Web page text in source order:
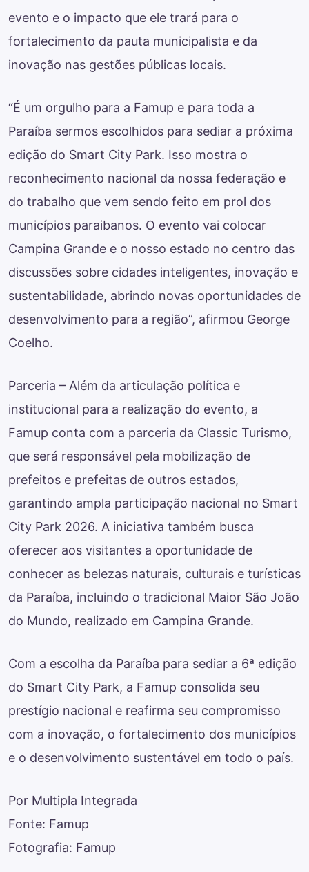
evento e o impacto que ele trará para o
fortalecimento da pauta municipalista e da
inovação nas gestões públicas locais.
“É um orgulho para a Famup e para toda a
Paraíba sermos escolhidos para sediar a próxima
edição do Smart City Park. Isso mostra o
reconhecimento nacional da nossa federação e
do trabalho que vem sendo feito em prol dos
municípios paraibanos. O evento vai colocar
Campina Grande e o nosso estado no centro das
discussões sobre cidades inteligentes, inovação e
sustentabilidade, abrindo novas oportunidades de
desenvolvimento para a região”, afirmou George
Coelho.
Parceria – Além da articulação política e
institucional para a realização do evento, a
Famup conta com a parceria da Classic Turismo,
que será responsável pela mobilização de
prefeitos e prefeitas de outros estados,
garantindo ampla participação nacional no Smart
City Park 2026. A iniciativa também busca
oferecer aos visitantes a oportunidade de
conhecer as belezas naturais, culturais e turísticas
da Paraíba, incluindo o tradicional Maior São João
do Mundo, realizado em Campina Grande.
Com a escolha da Paraíba para sediar a 6ª edição
do Smart City Park, a Famup consolida seu
prestígio nacional e reafirma seu compromisso
com a inovação, o fortalecimento dos municípios
e o desenvolvimento sustentável em todo o país.
Por Multipla Integrada
Fonte: Famup
Fotografia: Famup